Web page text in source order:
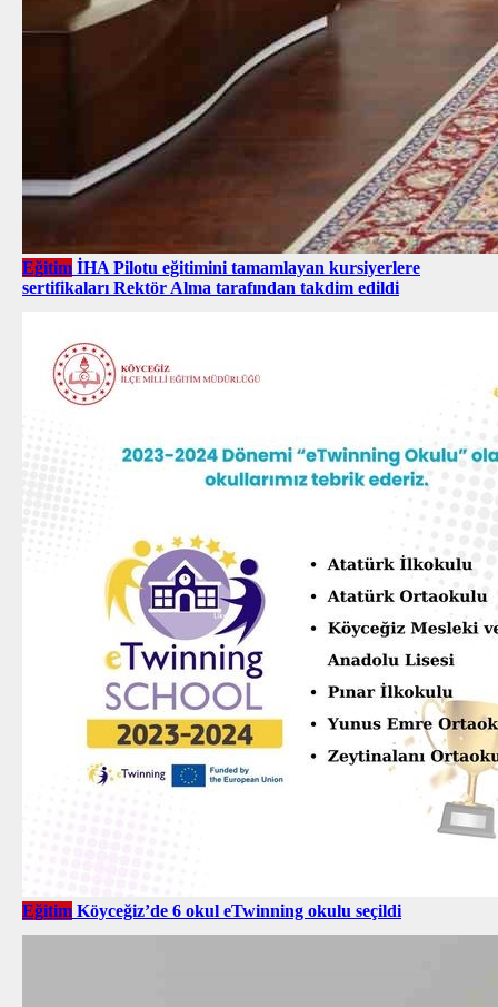
Eğitim İHA Pilotu eğitimini tamamlayan kursiyerlere
sertifikaları Rektör Alma tarafından takdim edildi
Eğitim Köyceğiz’de 6 okul eTwinning okulu seçildi